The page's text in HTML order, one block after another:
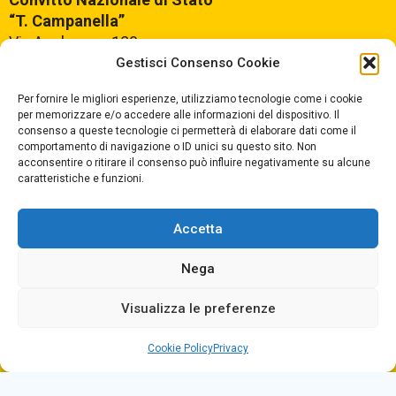
Gestisci Consenso Cookie
Per fornire le migliori esperienze, utilizziamo tecnologie come i cookie
per memorizzare e/o accedere alle informazioni del dispositivo. Il
consenso a queste tecnologie ci permetterà di elaborare dati come il
comportamento di navigazione o ID unici su questo sito. Non
acconsentire o ritirare il consenso può influire negativamente su alcune
caratteristiche e funzioni.
Accetta
Nega
Visualizza le preferenze
Cookie PolicyPrivacy
“T. Campanella”
Via Aschenez, 180
Centralino +390965499421
Segreteria +39096520527
Fax +390965499420
E-mail:rcvc010005@istruzione.it
rcvc010005@pec.istruzione.it
Dal lunedì al Venerdì